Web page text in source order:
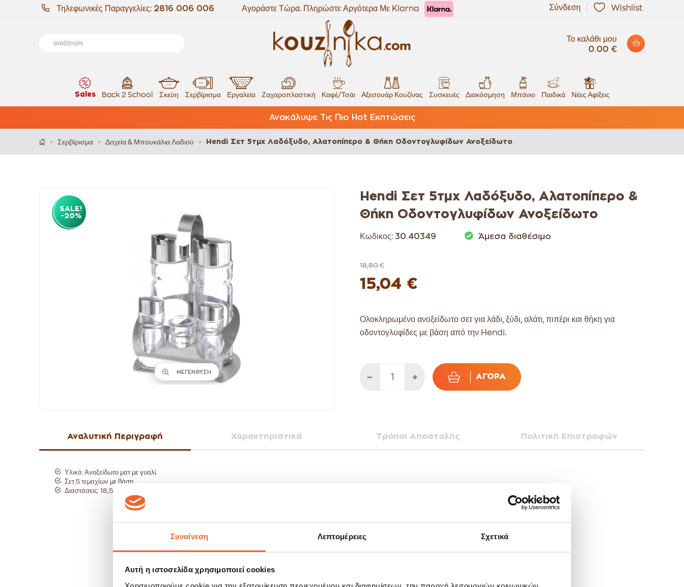
Συναίνεση Λεπτομέρειες Σχετικά
Αυτή η ιστοσελίδα χρησιμοποιεί cookies
Τηλεφωνικές Παραγγελίες: 2816 006 006 Αγοράστε Τώρα. Πληρώστε Αργότερα Με Klarna Wishlist
Σύνδεση
Το καλάθι μου
0.00 €
Sales Back 2 School Σκεύη Σερβίρισμα Εργαλεία Ζαχαροπλαστική Καφέ/Τσάι Αξεσουάρ Κουζίνας Συσκευές Διακόσμηση Μπάνιο Παιδικά Νέες Αφίξεις
Ανακάλυψε Τις Πιο Hot Εκπτώσεις
> Σερβίρισμα > Δοχεία & Μπουκάλια Λαδιού > Hendi Σετ 5τμχ Λαδόξυδο, Αλατοπίπερο & Θήκη Οδοντογλυφίδων Ανοξείδωτο
SALE!
-20%
ΜΕΓΕΝΘΥΣΗ
Hendi Σετ 5τμχ Λαδόξυδο, Αλατοπίπερο &
Θήκη Οδοντογλυφίδων Ανοξείδωτο
Κωδικος: 30.40349 Άμεσα διαθέσιμο
18,80 €
15,04 €
Ολοκληρωμένο ανοξείδωτο σετ για λάδι, ξύδι, αλάτι, πιπέρι και θήκη για
οδοντογλυφίδες με βάση από την Hendi.
ΑΓΟΡΆ
Αναλυτική Περιγραφή Χαρακτηριστικά Τρόποι Αποστολής Πολιτική Επιστροφών
Υλικό: Ανοξείδωτο ματ με γυαλί.
Σετ 5 τεμαχίων με βάση.
Διαστάσεις: 18,5cm(ύψος) x 13cm(μήκος) x 11cm(πλάτος).
ΣΧΕΤΙΚΆ ΠΡΟΪΌΝΤΑ